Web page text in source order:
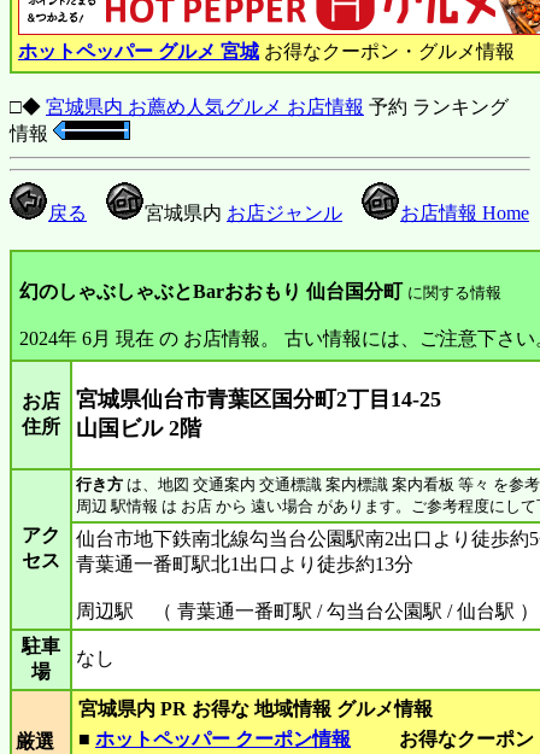
ホットペッパー グルメ 宮城 お得なクーポン・グルメ情報
□◆ 宮城県内 お薦め人気グルメ お店情報 予約 ランキング
情報
戻る 宮城県内 お店ジャンル お店情報 Home
幻のしゃぶしゃぶとBarおおもり 仙台国分町 に関する情報
2024年 6月 現在 の お店情報。 古い情報には、ご注意下さい
お店
住所
宮城県仙台市青葉区国分町2丁目14-25
山国ビル 2階
アク
セス
行き方 は、地図 交通案内 交通標識 案内標識 案内看板 等々 を参
周辺 駅情報 は お店 から 遠い場合 があります。ご参考程度にし
仙台市地下鉄南北線勾当台公園駅南2出口より徒歩約
青葉通一番町駅北1出口より徒歩約13分
周辺駅 （ 青葉通一番町駅 / 勾当台公園駅 / 仙台駅 ）
駐車
場
なし
厳選
宮城県内 PR お得な 地域情報 グルメ情報
■ ホットペッパー クーポン情報
お得なクーポ